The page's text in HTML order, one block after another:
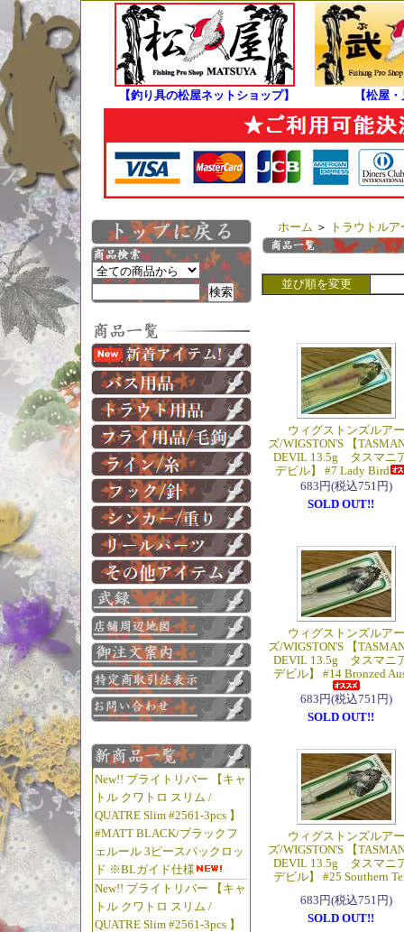
【釣り具の松屋ネットショップ】 【松屋
New!! ブライトリバー 【キャ
トル クワトロ スリム /
QUATRE Slim #2561-3pcs 】
#MATT BLACK/ブラックフ
ェルール 3ピースパックロッ
ド ※BLガイド仕様
New!! ブライトリバー 【キャ
トル クワトロ スリム /
QUATRE Slim #2561-3pcs 】
ホーム ＞ トラウトルア
並び順を変更
ウィグストンズルアー
ズ/WIGSTON'S 【
DEVIL 13.5g タスマニ
デビル】 #7 Lady Bird
683円(税込751円)
SOLD OUT!!
ウィグストンズルアー
ズ/WIGSTON'S 【
DEVIL 13.5g タスマニ
デビル】 #14 Bronzed
683円(税込751円)
SOLD OUT!!
ウィグストンズルアー
ズ/WIGSTON'S 【
DEVIL 13.5g タスマニ
デビル】 #25 Southern
683円(税込751円)
SOLD OUT!!